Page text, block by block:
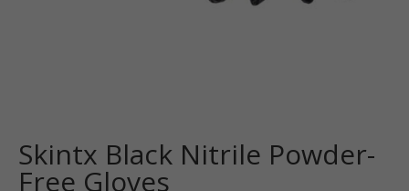
Skintx Black Nitrile Powder-
Free Gloves